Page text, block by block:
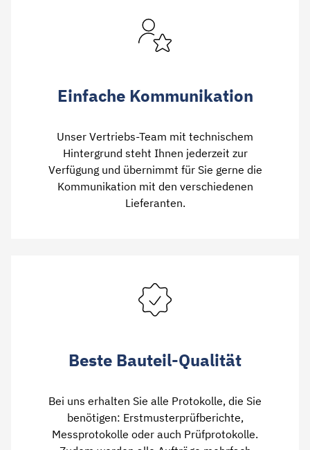
Einfache Kommunikation
Unser Vertriebs-Team mit technischem
Hintergrund steht Ihnen jederzeit zur
Verfügung und übernimmt für Sie gerne die
Kommunikation mit den verschiedenen
Lieferanten.
Beste Bauteil-Qualität
Bei uns erhalten Sie alle Protokolle, die Sie
benötigen: Erstmusterprüfberichte,
Messprotokolle oder auch Prüfprotokolle.